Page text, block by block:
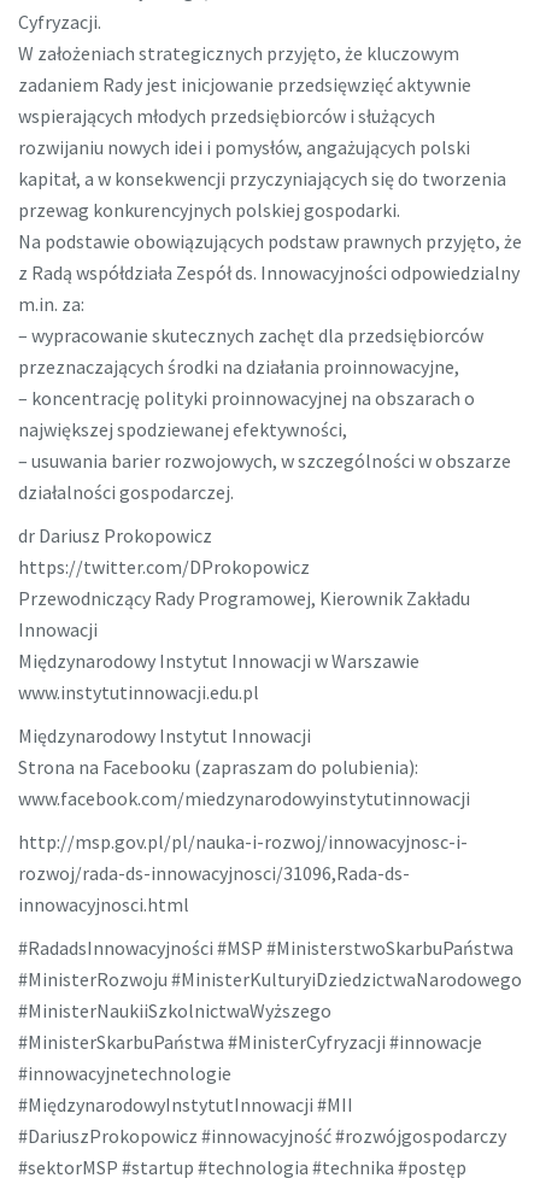
Cyfryzacji.
W założeniach strategicznych przyjęto, że kluczowym
zadaniem Rady jest inicjowanie przedsięwzięć aktywnie
wspierających młodych przedsiębiorców i służących
rozwijaniu nowych idei i pomysłów, angażujących polski
kapitał, a w konsekwencji przyczyniających się do tworzenia
przewag konkurencyjnych polskiej gospodarki.
Na podstawie obowiązujących podstaw prawnych przyjęto, że
z Radą współdziała Zespół ds. Innowacyjności odpowiedzialny
m.in. za:
– wypracowanie skutecznych zachęt dla przedsiębiorców
przeznaczających środki na działania proinnowacyjne,
– koncentrację polityki proinnowacyjnej na obszarach o
największej spodziewanej efektywności,
– usuwania barier rozwojowych, w szczególności w obszarze
działalności gospodarczej.
dr Dariusz Prokopowicz
https://twitter.com/DProkopowicz
Przewodniczący Rady Programowej, Kierownik Zakładu
Innowacji
Międzynarodowy Instytut Innowacji w Warszawie
www.instytutinnowacji.edu.pl
Międzynarodowy Instytut Innowacji
Strona na Facebooku (zapraszam do polubienia):
www.facebook.com/miedzynarodowyinstytutinnowacji
http://msp.gov.pl/pl/nauka-i-rozwoj/innowacyjnosc-i-
rozwoj/rada-ds-innowacyjnosci/31096,Rada-ds-
innowacyjnosci.html
#RadadsInnowacyjności #MSP #MinisterstwoSkarbuPaństwa
#MinisterRozwoju #MinisterKulturyiDziedzictwaNarodowego
#MinisterNaukiiSzkolnictwaWyższego
#MinisterSkarbuPaństwa #MinisterCyfryzacji #innowacje
#innowacyjnetechnologie
#MiędzynarodowyInstytutInnowacji #MII
#DariuszProkopowicz #innowacyjność #rozwójgospodarczy
#sektorMSP #startup #technologia #technika #postęp